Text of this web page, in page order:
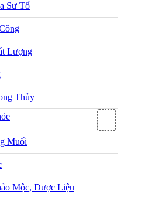
Sư Tổ
Lượng
Thủy
Muối
Mộc, Dược Liệu